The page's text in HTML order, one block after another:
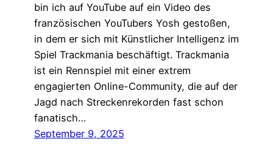
bin ich auf YouTube auf ein Video des
französischen YouTubers Yosh gestoßen,
in dem er sich mit Künstlicher Intelligenz im
Spiel Trackmania beschäftigt. Trackmania
ist ein Rennspiel mit einer extrem
engagierten Online-Community, die auf der
Jagd nach Streckenrekorden fast schon
fanatisch…
September 9, 2025